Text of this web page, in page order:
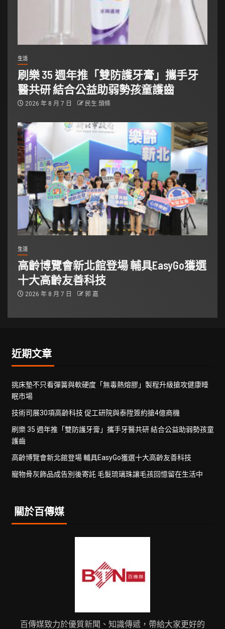
生活
刷樂 35 週年推「雙防護牙膏」攜手牙
醫共研 結合公益助弱勢孩童護齒
2026 年 8 月 7 日 民生 頭條
生活
高齡博覽會新北館登場 輔具EasyGo獲選
十大高齡友善科技
2026 年 8 月 7 日 郭 嘉
近期文章
挑床墊不只看彈簧與軟硬度「無毒熱熔膠」製程升級搶攻健康睡
眠市場
技術司展30項高齡科技 促工研院與泰陞簽約搶4億商機
刷樂 35 週年推「雙防護牙膏」攜手牙醫共研 結合公益助弱勢孩童
護齒
高齡博覽會新北館登場 輔具EasyGo獲選十大高齡友善科技
寵物骨灰飾品成告別後寄託 毛髮琉璃珠讓毛孩回憶留在生活中
關於百傳媒
百傳媒致力於優質新聞、知識傳遞，帶給大家更好的